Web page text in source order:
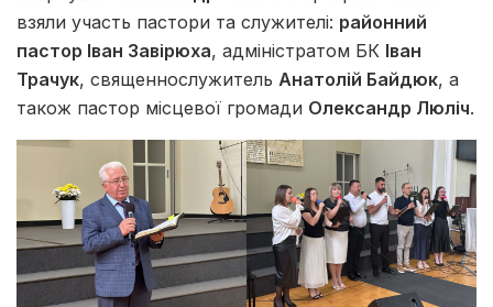
взяли участь пастори та служителі: районний
пастор Іван Завірюха, адміністратом БК Іван
Трачук, священнослужитель Анатолій Байдюк, а
також пастор місцевої громади Олександр Люліч.